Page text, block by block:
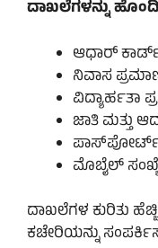
ದಾಖಲೆಗಳನ್ನು
ಆಧಾರ್
ನಿವಾಸ
ವಿದ್ಯಾರ್ಹತಾ
ಜಾತಿ ಮತ್ತು
ಮೊಬೈಲ್
ದಾಖಲೆಗಳ ಕುರಿತು
ಕಚೇರಿಯನ್ನು